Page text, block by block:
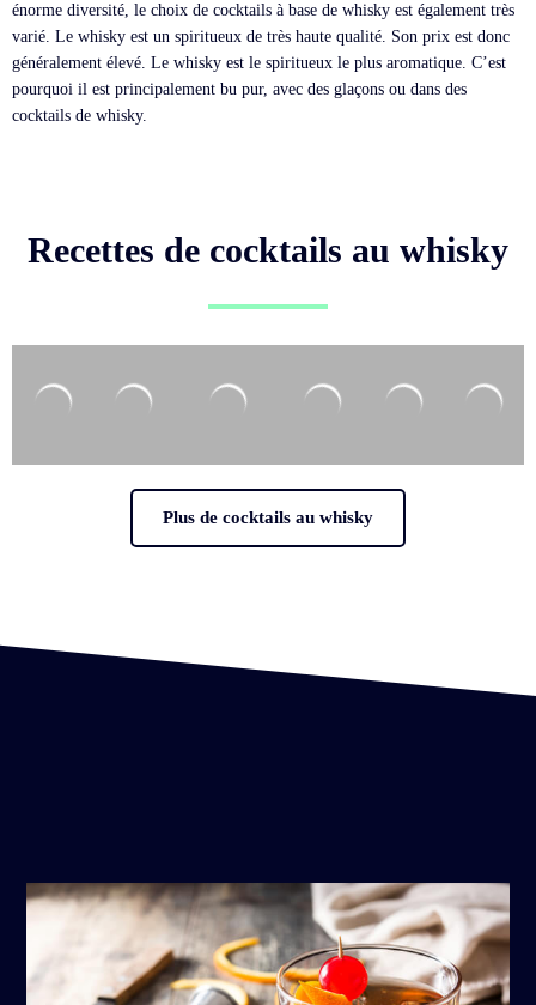
énorme diversité, le choix de cocktails à base de whisky est également très
varié. Le whisky est un spiritueux de très haute qualité. Son prix est donc
généralement élevé. Le whisky est le spiritueux le plus aromatique. C’est
pourquoi il est principalement bu pur, avec des glaçons ou dans des
cocktails de whisky.
Recettes de cocktails au whisky
Plus de cocktails au whisky